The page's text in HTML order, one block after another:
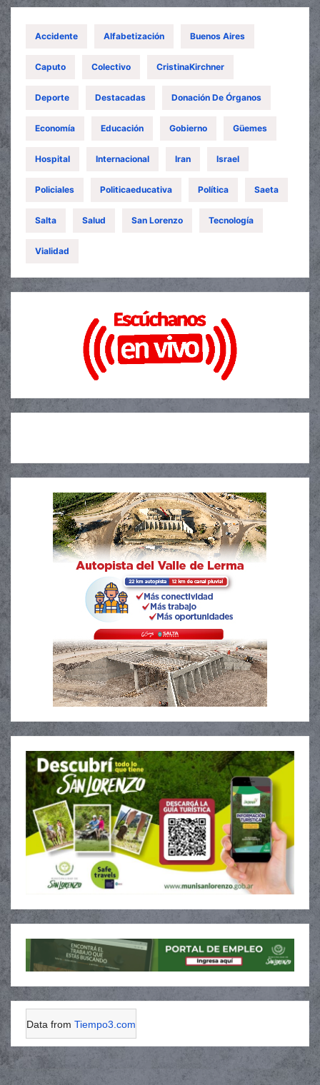
Accidente Alfabetización Buenos Aires
Caputo Colectivo CristinaKirchner
Deporte Destacadas Donación De Órganos
Economía Educación Gobierno Güemes
Hospital Internacional Iran Israel
Policiales Politicaeducativa Política Saeta
Salta Salud San Lorenzo Tecnología
Vialidad
Data from Tiempo3.com